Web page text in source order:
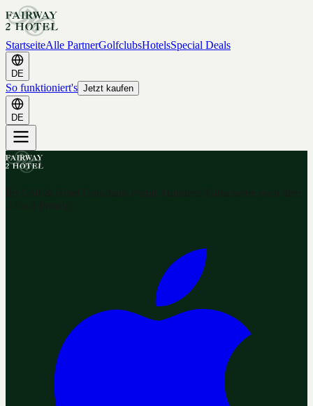
StartseiteAlle PartnerGolfclubsHotelsSpecial Deals
DE
So funktioniert's Jetzt kaufen
DE